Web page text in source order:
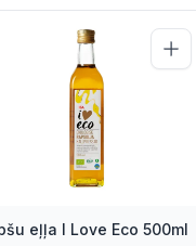
eļļa I Love Eco 500ml